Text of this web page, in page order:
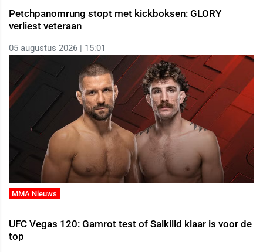
Petchpanomrung stopt met kickboksen: GLORY
verliest veteraan
05 augustus 2026 | 15:01
MMA Nieuws
UFC Vegas 120: Gamrot test of Salkilld klaar is voor de
top